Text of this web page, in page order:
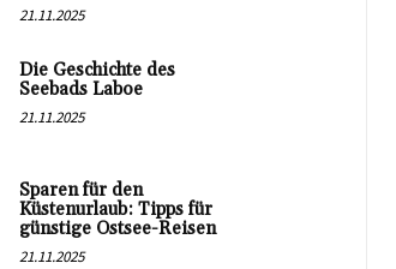
21.11.2025
Die Geschichte des
Seebads Laboe
21.11.2025
Sparen für den
Küstenurlaub: Tipps für
günstige Ostsee-Reisen
21.11.2025